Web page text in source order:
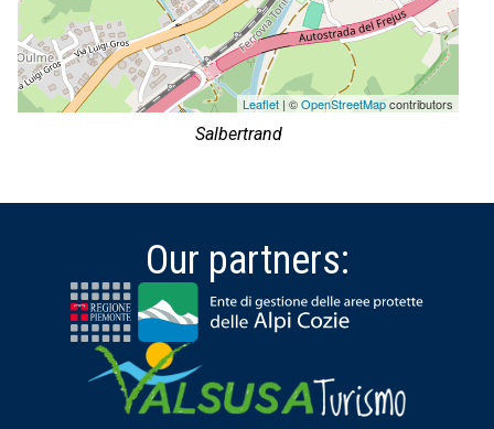
Leaflet | ©OpenStreetMapcontributors
Salbertrand
Our partners: